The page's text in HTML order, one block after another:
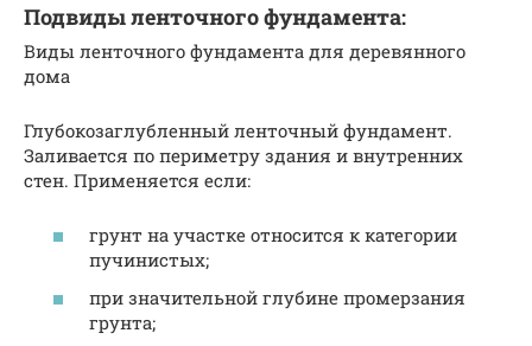
Подвиды ленточного фундамента:
Виды ленточного фундамента для деревянного
дома
Глубокозаглубленный ленточный фундамент.
Заливается по периметру здания и внутренних
стен. Применяется если:
грунт на участке относится к категории
пучинистых;
при значительной глубине промерзания
грунта;